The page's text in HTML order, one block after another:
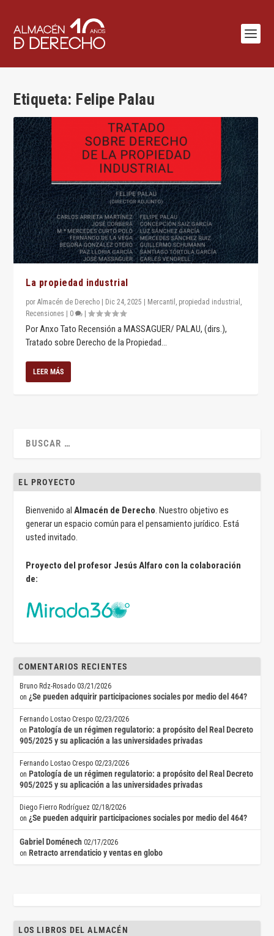
Etiqueta: Felipe Palau
La propiedad industrial
porAlmacén de Derecho Dic 24, 2025 Mercantil , propiedad industrial ,
Recensiones
0 |
Por Anxo Tato Recensión a MASSAGUER/ PALAU, (dirs.),
Tratado sobre Derecho de la Propiedad...
LEER MÁS
EL PROYECTO
Bienvenido alAlmacén de Derecho. Nuestro objetivo es
generar un espacio común para el pensamiento jurídico. Está
usted invitado.
Proyecto del profesor Jesús Alfaro con la colaboración
de:
COMENTARIOS RECIENTES
Bruno Rdz-Rosado 03/21/2026
on¿Se pueden adquirir participaciones sociales por medio del 464?
Fernando Lostao Crespo 02/23/2026
on Patología de un régimen regulatorio: a propósito del Real Decreto
905/2025 y su aplicación a las universidades privadas
Fernando Lostao Crespo 02/23/2026
on Patología de un régimen regulatorio: a propósito del Real Decreto
905/2025 y su aplicación a las universidades privadas
Diego Fierro Rodríguez 02/18/2026
on¿Se pueden adquirir participaciones sociales por medio del 464?
Gabriel Doménech 02/17/2026
on Retracto arrendaticio y ventas en globo
LOS LIBROS DEL ALMACÉN